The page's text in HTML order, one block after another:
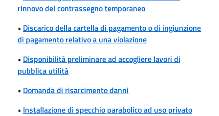
rinnovo del contrassegno temporaneo
• Discarico della cartella di pagamento o di ingiunzione
di pagamento relativo a una violazione
• Disponibilità preliminare ad accogliere lavori di
pubblica utilità
• Domanda di risarcimento danni
• Installazione di specchio parabolico ad uso privato